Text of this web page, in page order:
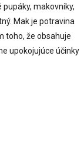
makovníky,
Mak je potravina
toho, že obsahuje
upokojujúce účinky